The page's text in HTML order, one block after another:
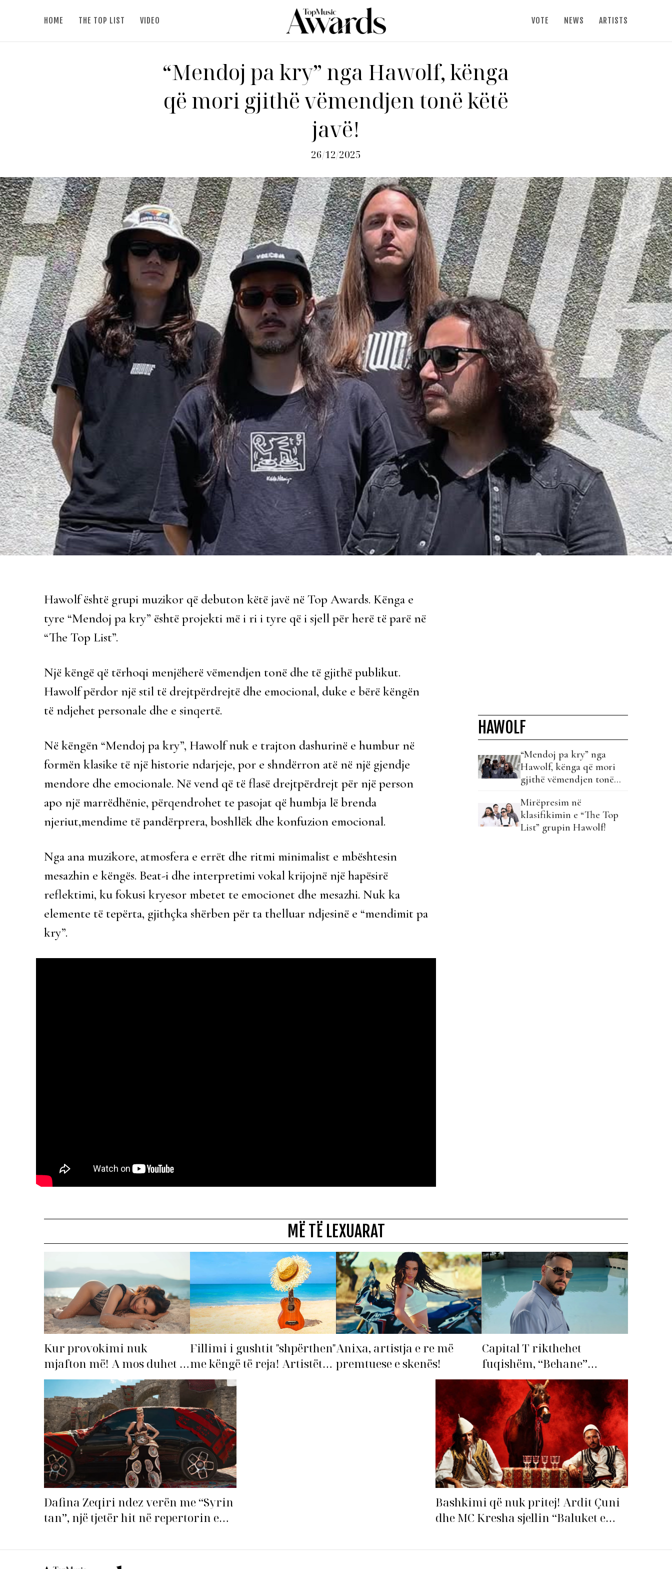
HOME THE TOP LIST VIDEO VOTE NEWS ARTISTS
“Mendoj pa kry” nga Hawolf, kënga
që mori gjithë vëmendjen tonë këtë
javë!
26/12/2025
Hawolf është grupi muzikor që debuton këtë javë në Top Awards. Kënga e
tyre “Mendoj pa kry” është projekti më i ri i tyre që i sjell për herë të parë në
“The Top List”.
Një këngë që tërhoqi menjëherë vëmendjen tonë dhe të gjithë publikut.
Hawolf përdor një stil të drejtpërdrejtë dhe emocional, duke e bërë këngën
të ndjehet personale dhe e sinqertë.
Në këngën “Mendoj pa kry”, Hawolf nuk e trajton dashurinë e humbur në
formën klasike të një historie ndarjeje, por e shndërron atë në një gjendje
mendore dhe emocionale. Në vend që të flasë drejtpërdrejt për një person
apo një marrëdhënie, përqendrohet te pasojat që humbja lë brenda
njeriut,mendime të pandërprera, boshllëk dhe konfuzion emocional.
Nga ana muzikore, atmosfera e errët dhe ritmi minimalist e mbështesin
mesazhin e këngës. Beat-i dhe interpretimi vokal krijojnë një hapësirë
reflektimi, ku fokusi kryesor mbetet te emocionet dhe mesazhi. Nuk ka
elemente të tepërta, gjithçka shërben për ta thelluar ndjesinë e “mendimit pa
kry”.
HAWOLF
“Mendoj pa kry” nga
Hawolf, kënga që mori
gjithë vëmendjen tonë
Mirëpresim në
klasifikimin e “The Top
List” grupin Hawolf!
MË TË LEXUARAT
Kur provokimi nuk
mjafton më! A mos duhet të
‘dorëzohet’ Bleona?
Fillimi i gushtit "shpërthen"
me këngë të reja! Artistët
shqiptarë hapin garën për
hitin e verës!
Anixa, artistja e re më
premtuese e skenës!
Capital T rikthehet
fuqishëm, “Behane”
premton të bëhet fiksimi i
radhës!
Dafina Zeqiri ndez verën me “Syrin
tan”, një tjetër hit në repertorin e
Bashkimi që nuk pritej! Ardit Çuni
dhe MC Kresha sjellin “Baluket e